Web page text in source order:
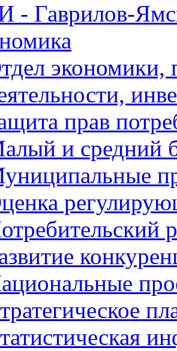
Гаврилов-
экономики,
прав
и средний